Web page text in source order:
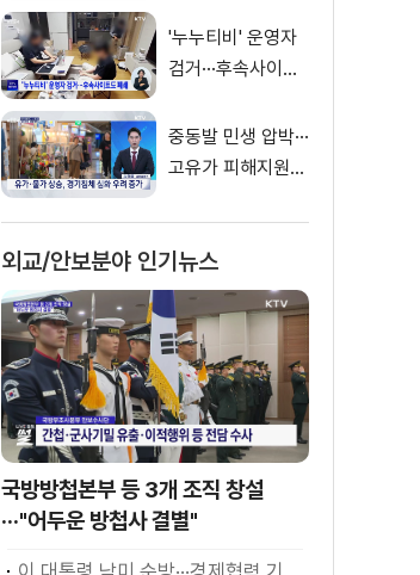
'누누티비' 운영자
검거···후속사이트
중동발 민생 압박···
고유가 피해지원금
외교/안보분야 인기뉴스
국방방첩본부 등 3개 조직 창설
···"어두운 방첩사 결별"